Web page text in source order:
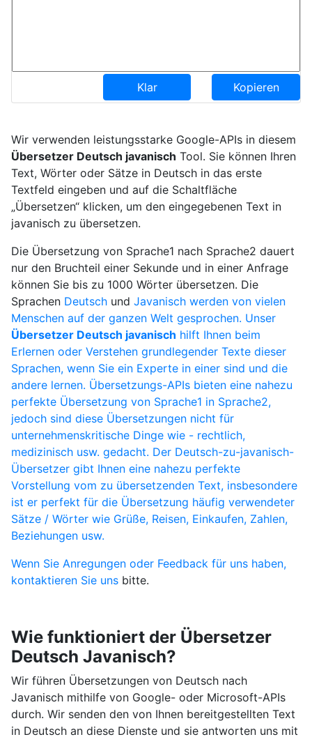
Klar Kopieren
Wir verwenden leistungsstarke Google-APIs in diesem
Übersetzer Deutsch javanisch Tool. Sie können Ihren
Text, Wörter oder Sätze in Deutsch in das erste
Textfeld eingeben und auf die Schaltfläche
„Übersetzen“ klicken, um den eingegebenen Text in
javanisch zu übersetzen.
Die Übersetzung von Sprache1 nach Sprache2 dauert
nur den Bruchteil einer Sekunde und in einer Anfrage
können Sie bis zu 1000 Wörter übersetzen. Die
Sprachen Deutschund Javanisch werden von vielen
Menschen auf der ganzen Welt gesprochen. Unser
Übersetzer Deutsch javanisch hilft Ihnen beim
Erlernen oder Verstehen grundlegender Texte dieser
Sprachen, wenn Sie ein Experte in einer sind und die
andere lernen. Übersetzungs-APIs bieten eine nahezu
perfekte Übersetzung von Sprache1 in Sprache2,
jedoch sind diese Übersetzungen nicht für
unternehmenskritische Dinge wie - rechtlich,
medizinisch usw. gedacht. Der Deutsch-zu-javanisch-
Übersetzer gibt Ihnen eine nahezu perfekte
Vorstellung vom zu übersetzenden Text, insbesondere
ist er perfekt für die Übersetzung häufig verwendeter
Sätze / Wörter wie Grüße, Reisen, Einkaufen, Zahlen,
Beziehungen usw.
Wenn Sie Anregungen oder Feedback für uns haben,
kontaktieren Sie unsbitte.
Wie funktioniert der Übersetzer
Deutsch Javanisch?
Wir führen Übersetzungen von Deutsch nach
Javanisch mithilfe von Google- oder Microsoft-APIs
durch. Wir senden den von Ihnen bereitgestellten Text
in Deutsch an diese Dienste und sie antworten uns mit